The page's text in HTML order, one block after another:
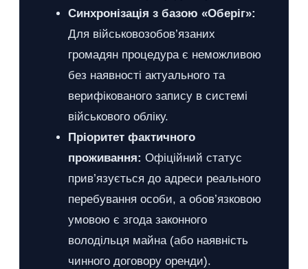
Синхронізація з базою «Оберіг»:
Для військовозобов’язаних
громадян процедура є неможливою
без наявності актуального та
верифікованого запису в системі
військового обліку.
Пріоритет фактичного
проживання: Офіційний статус
прив’язується до адреси реального
перебування особи, а обов’язковою
умовою є згода законного
володільця майна (або наявність
чинного договору оренди).